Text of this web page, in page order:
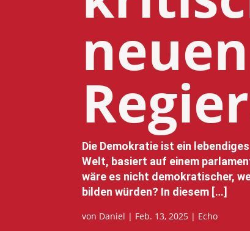
neuen
Die Demokratie ist ein
Welt, basiert auf einem
wäre es nicht demokratischer,
bilden würden? In diesem […]
von Daniel | Feb. 13, 2025 | Echo